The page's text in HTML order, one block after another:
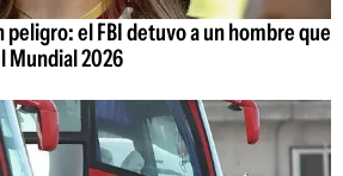
peligro: el FBI detuvo a un hombre que
Mundial 2026